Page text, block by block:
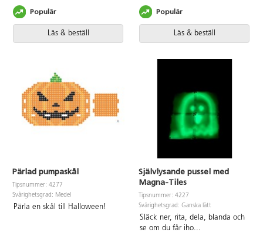
Läs & beställ
Populär
Läs & beställ
Populär
Pärlad pumpaskål
Tipsnummer: 4277
Svårighetsgrad: Medel
Pärla en skål till Halloween!
Självlysande pussel med
Magna-Tiles
Tipsnummer: 4227
Svårighetsgrad: Ganska lätt
Släck ner, rita, dela, blanda och
se om du får iho...